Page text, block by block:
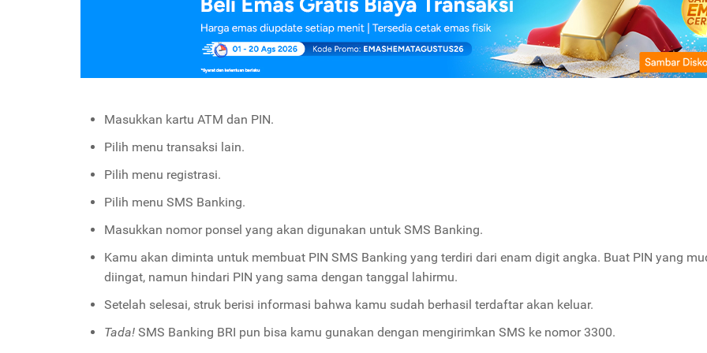
Masukkan kartu ATM dan PIN.
Pilih menu transaksi lain.
Pilih menu registrasi.
Pilih menu SMS Banking.
Masukkan nomor ponsel yang akan digunakan untuk SMS Banking.
Kamu akan diminta untuk membuat PIN SMS Banking yang terdiri dari enam digit angka. Buat PIN yang
diingat, namun hindari PIN yang sama dengan tanggal lahirmu.
Setelah selesai, struk berisi informasi bahwa kamu sudah berhasil terdaftar akan keluar.
Tada! SMS Banking BRI pun bisa kamu gunakan dengan mengirimkan SMS ke nomor 3300.